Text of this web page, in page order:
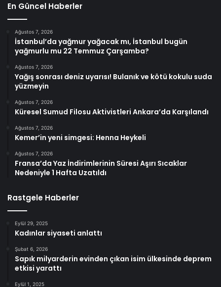
En Güncel Haberler
Ağustos 7, 2026
İstanbul’da yağmur yağacak mı, İstanbul bugün
yağmurlu mu 22 Temmuz Çarşamba?
Ağustos 7, 2026
Yağış sonrası deniz uyarısı! Bulanık ve kötü kokulu suda
yüzmeyin
Ağustos 7, 2026
Küresel Sumud Filosu Aktivistleri Ankara’da Karşılandı
Ağustos 7, 2026
Kemer’in yeni simgesi: Henna Heykeli
Ağustos 7, 2026
Fransa’da Yaz İndirimlerinin Süresi Aşırı Sıcaklar
Nedeniyle 1 Hafta Uzatıldı
Rastgele Haberler
Eylül 29, 2025
Kadınlar siyaseti anlattı
Şubat 6, 2026
Sapık milyarderin evinden çıkan isim ülkesinde deprem
etkisi yarattı
Eylül 1, 2025